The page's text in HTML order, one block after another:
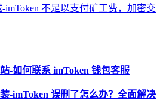
imToken 不足以支付矿工费，加密交
-如何联系 imToken 钱包客服
-imToken 误删了怎么办？全面解决